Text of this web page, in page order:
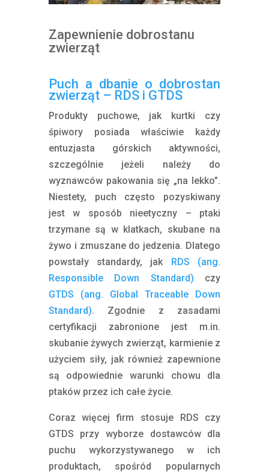
Zapewnienie dobrostanu
zwierząt
Puch a dbanie o dobrostan
zwierząt – RDS i GTDS
Produkty puchowe, jak kurtki czy
śpiwory posiada właściwie każdy
entuzjasta górskich aktywności,
szczególnie jeżeli należy do
wyznawców pakowania się „na lekko”.
Niestety, puch często pozyskiwany
jest w sposób nieetyczny – ptaki
trzymane są w klatkach, skubane na
żywo i zmuszane do jedzenia. Dlatego
powstały standardy, jak RDS (ang.
Responsible Down Standard) czy
GTDS (ang. Global Traceable Down
Standard). Zgodnie z zasadami
certyfikacji zabronione jest m.in.
skubanie żywych zwierząt, karmienie z
użyciem siły, jak również zapewnione
są odpowiednie warunki chowu dla
ptaków przez ich całe życie.
Coraz więcej firm stosuje RDS czy
GTDS przy wyborze dostawców dla
puchu wykorzystywanego w ich
produktach, spośród popularnych